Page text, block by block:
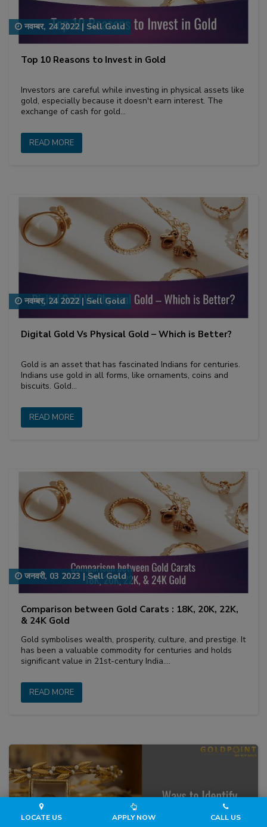
Top 10 Reasons to Invest in Gold
नवम्बर, 24 2022 | Sell Gold
Investors are careful while investing in physical assets like
gold, especially because it doesn't earn interest. The
exchange of cash for gold…
READ MORE
Digital Gold Vs Physical Gold – Which is Better?
नवम्बर, 24 2022 | Sell Gold
Gold is an asset that has fascinated Indians for centuries.
Indians use gold in all forms, like ornaments, coins and
biscuits. Gold…
READ MORE
Comparison between Gold Carats : 18K, 20K, 22K,
& 24K Gold
जनवरी, 03 2023 | Sell Gold
Gold symbolises wealth, prosperity, culture, and prestige. It
has been a valuable commodity for centuries and holds
significant value in 21st-century India.…
READ MORE
LOCATE US APPLY NOW CALL US